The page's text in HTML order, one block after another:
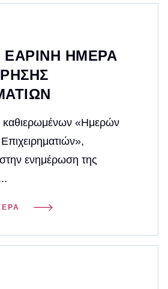
ΗΜΕΡΑ
καθιερωμένων «Ημερών
ενημέρωση της